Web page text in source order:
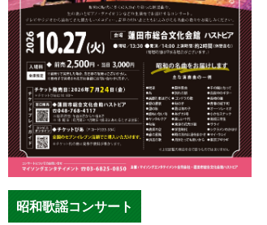
昭和歌謡コンサート